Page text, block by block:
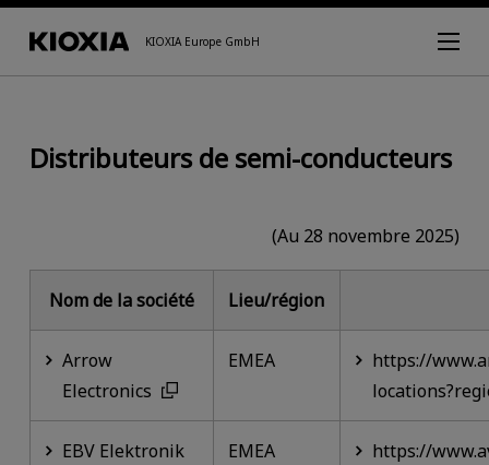
KIOXIA Europe GmbH
Distributeurs de semi-conducteurs
(Au 28 novembre 2025)
Nom de la société Lieu/région
Arrow
Electronics
EMEA
https://
EBV Elektronik EMEA
https://